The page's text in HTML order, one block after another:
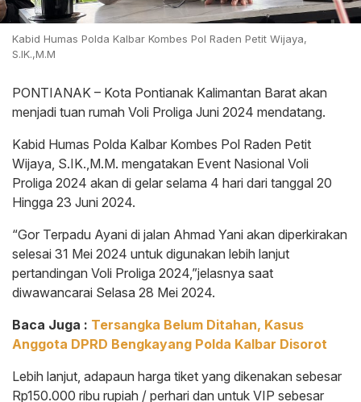
Kabid Humas Polda Kalbar Kombes Pol Raden Petit Wijaya,
S.IK.,M.M
PONTIANAK – Kota Pontianak Kalimantan Barat akan
menjadi tuan rumah Voli Proliga Juni 2024 mendatang.
Kabid Humas Polda Kalbar Kombes Pol Raden Petit
Wijaya, S.IK.,M.M. mengatakan Event Nasional Voli
Proliga 2024 akan di gelar selama 4 hari dari tanggal 20
Hingga 23 Juni 2024.
“Gor Terpadu Ayani di jalan Ahmad Yani akan diperkirakan
selesai 31 Mei 2024 untuk digunakan lebih lanjut
pertandingan Voli Proliga 2024,”jelasnya saat
diwawancarai Selasa 28 Mei 2024.
Baca Juga : Tersangka Belum Ditahan, Kasus
Anggota DPRD Bengkayang Polda Kalbar Disorot
Lebih lanjut, adapaun harga tiket yang dikenakan sebesar
Rp150.000 ribu rupiah / perhari dan untuk VIP sebesar